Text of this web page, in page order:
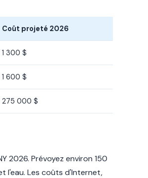
Coût projeté 2026
1 300 $
1 600 $
275 000 $
2026. Prévoyez environ 150
l'eau. Les coûts d'Internet,